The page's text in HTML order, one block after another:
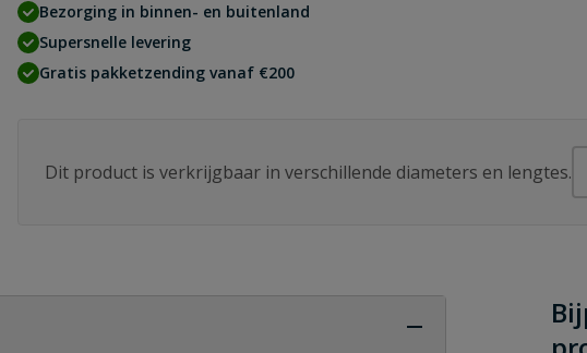
Bezorging in binnen- en buitenland
Supersnelle levering
Gratis pakketzending vanaf €200
Dit product is verkrijgbaar in verschillende diameters en lengtes.